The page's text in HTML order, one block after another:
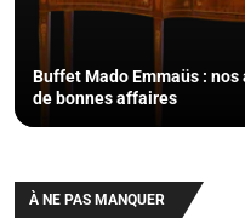
Buffet Mado Emmaüs :
de bonnes affaires
À NE PAS MANQUER